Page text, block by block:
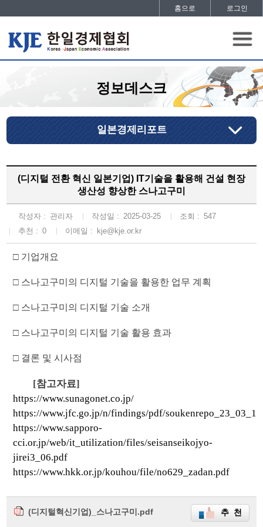
홈으로 로그인
정보데스크
일본경제리포트
(디지털 전환 혁신 일본기업) IT기술을 활용해 건설 현장
생산성 향상한 스나고구미
작성자 : 관리자 작성일 : 2025-03-25 조회 : 547
추천 : 0 이메일 : kje@kje.or.kr
□ 기업개요
□ 스나고구미의 디지털 기술을 활용한 업무 계획
□ 스나고구미의 디지털 기술 소개
□ 스나고구미의 디지털 기술 활용 효과
□ 결론 및 시사점
[참고자료]
https://www.sunagonet.co.jp/
https://www.jfc.go.jp/n/findings/pdf/
https://www.sapporo-
cci.or.jp/web/it_utilization/files/seisanseikojyo-
jirei3_06.pdf
https://www.hkk.or.jp/kouhou/file/no629_zadan.pdf
(디지털혁신기업)_스나고구미.pdf 추 천